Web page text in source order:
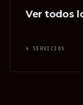
Ver todos
4 SERVICIOS